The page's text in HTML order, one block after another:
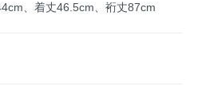
、着丈46.5cm、裄丈87cm